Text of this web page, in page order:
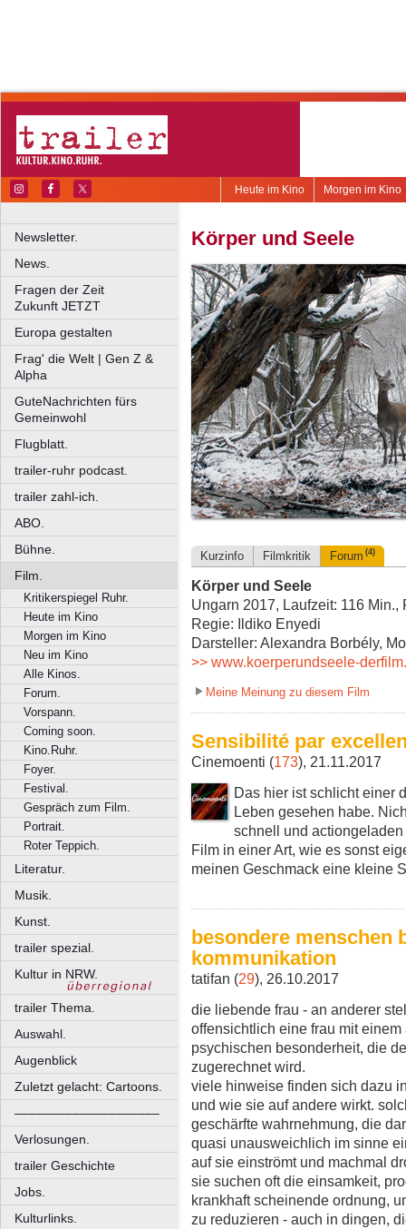
Morgen im Kino
Heute im Kino
Newsletter.
News.
Fragen der Zeit
Zukunft JETZT
Europa gestalten
Frag' die Welt | Gen Z &
Alpha
GuteNachrichten fürs
Gemeinwohl
Flugblatt.
trailer-ruhr podcast.
trailer zahl-ich.
ABO.
Bühne.
Film.
Kritikerspiegel Ruhr.
Heute im Kino
Morgen im Kino
Neu im Kino
Alle Kinos.
Forum.
Vorspann.
Coming soon.
Kino.Ruhr.
Foyer.
Festival.
Gespräch zum Film.
Portrait.
Roter Teppich.
Literatur.
Musik.
Kunst.
trailer spezial.
Kultur in NRW.
trailer Thema.
Auswahl.
Augenblick
Zuletzt gelacht: Cartoons.
––––––––––––––––––––
Verlosungen.
trailer Geschichte
Jobs.
Kulturlinks.
Körper und Seele
Kurzinfo Filmkritik Forum (4)
Körper und Seele
Ungarn 2017, Laufzeit: 116 Min.,
Regie: Ildiko Enyedi
Darsteller: Alexandra Borbély,
>> www.koerperundseele-
Meine Meinung zu diesem Film
Sensibilité par
Cinemoenti (173), 21.11.2017
Das hier ist schlicht einer
Leben gesehen habe.
schnell und
Film in einer Art, wie es sonst
meinen Geschmack eine kleine
besondere menschen
kommunikation
tatifan (29), 26.10.2017
die liebende frau - an anderer
offensichtlich eine frau mit
psychischen besonderheit, die
zugerechnet wird.
viele hinweise finden sich dazu
und wie sie auf andere wirkt.
geschärfte wahrnehmung, die
quasi unausweichlich im sinne
auf sie einströmt und machmal
sie suchen oft die einsamkeit,
krankhaft scheinende ordnung,
zu reduzieren - auch in dingen,